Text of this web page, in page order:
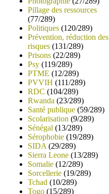
Pillage des ressources
(77/289)
Politiques (120/289)
Prévention, réduction des
risques (131/289)
Prisons (22/289)
Psy (119/289)
PTME (12/289)
PVVIH (111/289)
RDC (104/289)
Rwanda (23/289)
Santé publique (59/289)
Scolarisation (9/289)
Sénégal (13/289)
Sérophobie (19/289)
SIDA (29/289)
Sierra Leone (13/289)
Somalie (12/289)
Sorcellerie (19/289)
Tchad (10/289)
Togo (15/289)